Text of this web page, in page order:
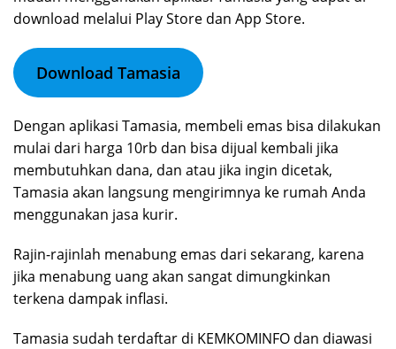
download melalui Play Store dan App Store.
Download Tamasia
Dengan aplikasi Tamasia, membeli emas bisa dilakukan
mulai dari harga 10rb dan bisa dijual kembali jika
membutuhkan dana, dan atau jika ingin dicetak,
Tamasia akan langsung mengirimnya ke rumah Anda
menggunakan jasa kurir.
Rajin-rajinlah menabung emas dari sekarang, karena
jika menabung uang akan sangat dimungkinkan
terkena dampak inflasi.
Tamasia sudah terdaftar di KEMKOMINFO dan diawasi